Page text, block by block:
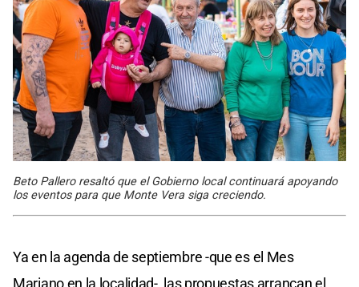
Beto Pallero resaltó que el Gobierno local continuará apoyando
los eventos para que Monte Vera siga creciendo.
Ya en la agenda de septiembre -que es el Mes
Mariano en la localidad-, las propuestas arrancan el